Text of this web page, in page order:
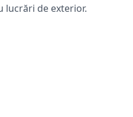
lucrări de exterior.